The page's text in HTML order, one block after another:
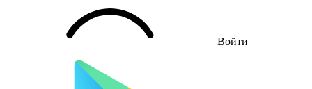
Войти